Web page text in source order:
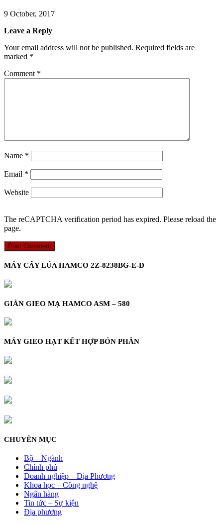
9 October, 2017
Leave a Reply
Your email address will not be published. Required fields are
marked *
Comment *
Name *
Email *
Website
The reCAPTCHA verification period has expired. Please reload the
page.
MÁY CẤY LÚA HAMCO 2Z-8238BG-E-D
GIÀN GIEO MẠ HAMCO ASM – 580
MÁY GIEO HẠT KẾT HỢP BÓN PHÂN
CHUYÊN MỤC
Bộ – Ngành
Chính phủ
Doanh nghiệp – Địa Phương
Khoa học – Công nghệ
Ngân hàng
Tin tức – Sự kiện
Địa phương